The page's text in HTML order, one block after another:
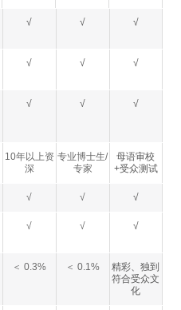
√ √ √
√ √ √
√ √ √
10年以上资
深
专业博士生/
专家
母语审校
+受众测试
√ √ √
√ √ √
＜ 0.3% ＜ 0.1%
精彩、独到
符合受众文
化